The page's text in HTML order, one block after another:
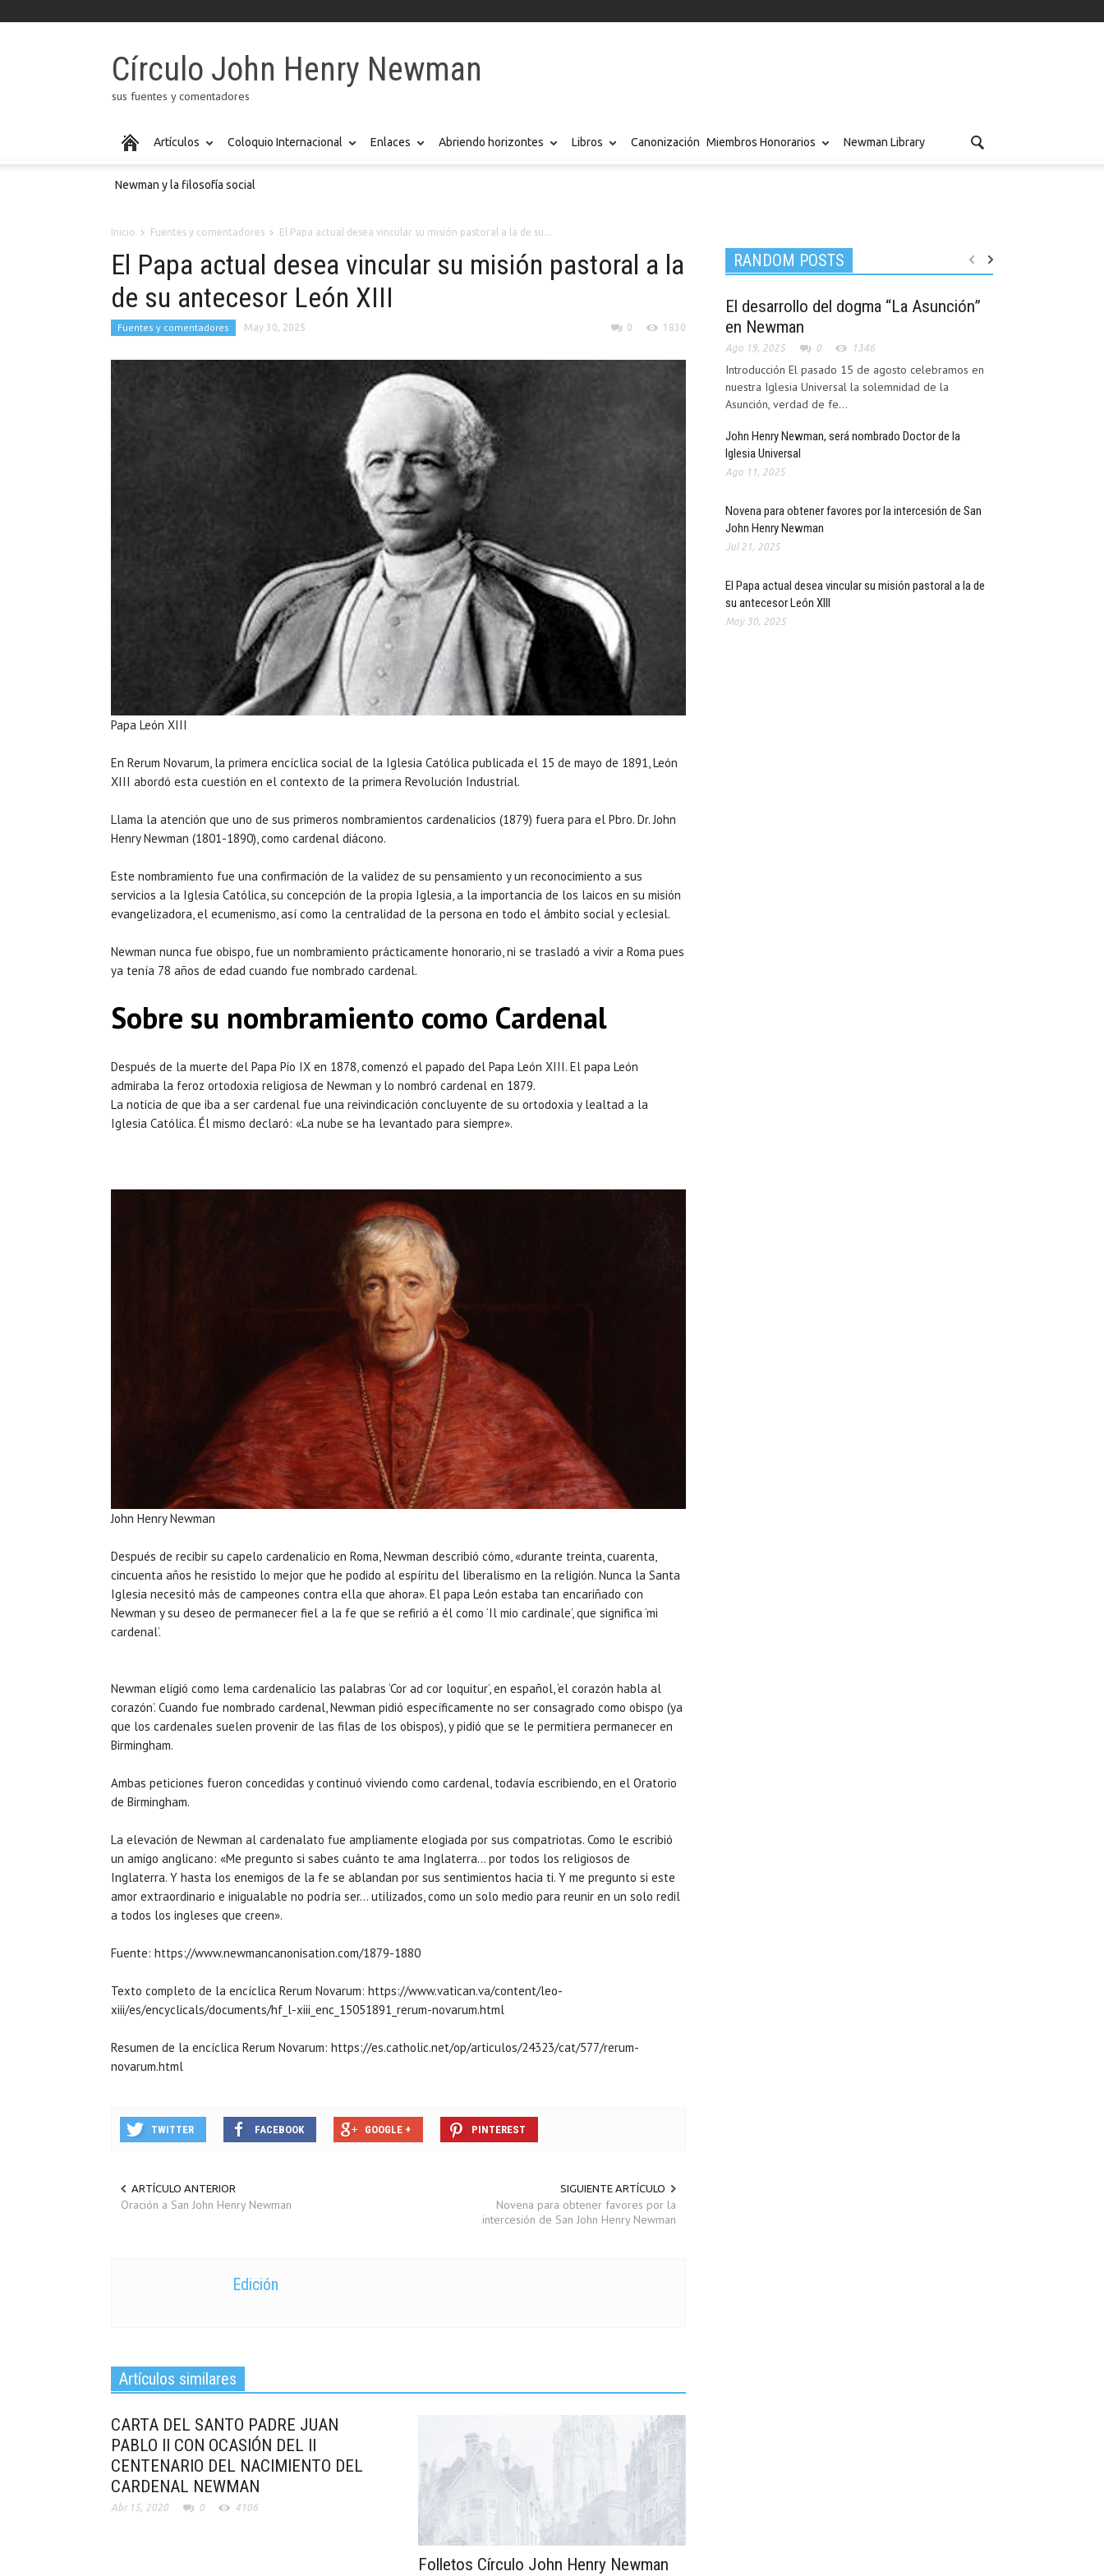
Círculo John Henry Newman
sus fuentes y comentadores
Artículos Coloquio Internacional Enlaces Abriendo horizontes Libros Canonización Miembros Honorarios Newman Library
Newman y la filosofía social
Inicio Fuentes y comentadores El Papa actual desea vincular su misión pastoral a la de su...
El Papa actual desea vincular su misión pastoral a la
de su antecesor León XIII
Fuentes y comentadores May 30, 2025 0 1830
Papa León XIII
En Rerum Novarum, la primera encíclica social de la Iglesia Católica publicada el 15 de mayo de 1891, León
XIII abordó esta cuestión en el contexto de la primera Revolución Industrial.
Llama la atención que uno de sus primeros nombramientos cardenalicios (1879) fuera para el Pbro. Dr. John
Henry Newman (1801-1890), como cardenal diácono.
Este nombramiento fue una confirmación de la validez de su pensamiento y un reconocimiento a sus
servicios a la Iglesia Católica, su concepción de la propia Iglesia, a la importancia de los laicos en su misión
evangelizadora, el ecumenismo, así como la centralidad de la persona en todo el ámbito social y eclesial.
Newman nunca fue obispo, fue un nombramiento prácticamente honorario, ni se trasladó a vivir a Roma pues
ya tenía 78 años de edad cuando fue nombrado cardenal.
Sobre su nombramiento como Cardenal
Después de la muerte del Papa Pío IX en 1878, comenzó el papado del Papa León XIII. El papa León
admiraba la feroz ortodoxia religiosa de Newman y lo nombró cardenal en 1879.
La noticia de que iba a ser cardenal fue una reivindicación concluyente de su ortodoxia y lealtad a la
Iglesia Católica. Él mismo declaró: «La nube se ha levantado para siempre».
John Henry Newman
Después de recibir su capelo cardenalicio en Roma, Newman describió cómo, «durante treinta, cuarenta,
cincuenta años he resistido lo mejor que he podido al espíritu del liberalismo en la religión. Nunca la Santa
Iglesia necesitó más de campeones contra ella que ahora». El papa León estaba tan encariñado con
Newman y su deseo de permanecer fiel a la fe que se refirió a él como ‘Il mio cardinale’, que significa ‘mi
cardenal’.
Newman eligió como lema cardenalicio las palabras ‘Cor ad cor loquitur’, en español, ‘el corazón habla al
corazón’. Cuando fue nombrado cardenal, Newman pidió específicamente no ser consagrado como obispo (ya
que los cardenales suelen provenir de las filas de los obispos), y pidió que se le permitiera permanecer en
Birmingham.
Ambas peticiones fueron concedidas y continuó viviendo como cardenal, todavía escribiendo, en el Oratorio
de Birmingham.
La elevación de Newman al cardenalato fue ampliamente elogiada por sus compatriotas. Como le escribió
un amigo anglicano: «Me pregunto si sabes cuánto te ama Inglaterra… por todos los religiosos de
Inglaterra. Y hasta los enemigos de la fe se ablandan por sus sentimientos hacia ti. Y me pregunto si este
amor extraordinario e inigualable no podría ser… utilizados, como un solo medio para reunir en un solo redil
a todos los ingleses que creen».
Fuente: https://www.newmancanonisation.com/1879-1880
Texto completo de la encíclica Rerum Novarum: https://www.vatican.va/content/leo-
xiii/es/encyclicals/documents/hf_l-xiii_enc_15051891_rerum-novarum.html
Resumen de la encíclica Rerum Novarum: https://es.catholic.net/op/articulos/24323/cat/577/rerum-
novarum.html
TWITTER FACEBOOK GOOGLE + PINTEREST
ARTÍCULO ANTERIOR
Oración a San John Henry Newman
SIGUIENTE ARTÍCULO
Novena para obtener favores por la
intercesión de San John Henry Newman
Edición
Artículos similares
CARTA DEL SANTO PADRE JUAN
PABLO II CON OCASIÓN DEL II
CENTENARIO DEL NACIMIENTO DEL
CARDENAL NEWMAN
Abr 15, 2020 0 4106
Folletos Círculo John Henry Newman
RANDOM POSTS
El desarrollo del dogma “La Asunción”
en Newman
Ago 19, 2025 0 1346
Introducción El pasado 15 de agosto celebramos en
nuestra Iglesia Universal la solemnidad de la
Asunción, verdad de fe...
John Henry Newman, será nombrado Doctor de la
Iglesia Universal
Ago 11, 2025
Novena para obtener favores por la intercesión de San
John Henry Newman
Jul 21, 2025
El Papa actual desea vincular su misión pastoral a la de
su antecesor León XIII
May 30, 2025